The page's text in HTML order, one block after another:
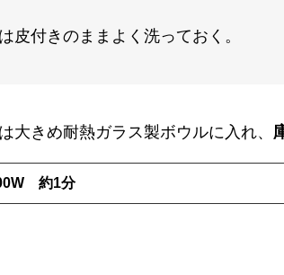
皮付きのままよく洗っておく。
大きめ耐熱ガラス製ボウルに入れ、
約1分